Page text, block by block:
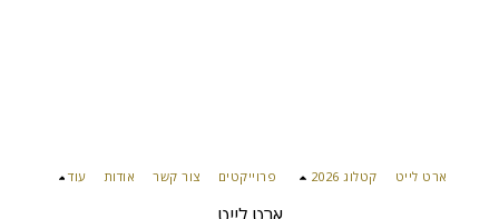
ארט לייט קטלוג 2026 פרוייקטים צור קשר אודות עוד